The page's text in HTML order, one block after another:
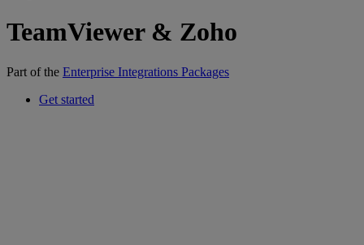
TeamViewer & Zoho
Part of the Enterprise Integrations Packages
Get started